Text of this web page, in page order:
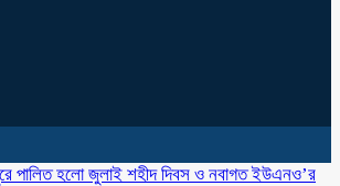
পালিত হলো জুলাই শহীদ দিবস ও নবাগত ইউএনও’র